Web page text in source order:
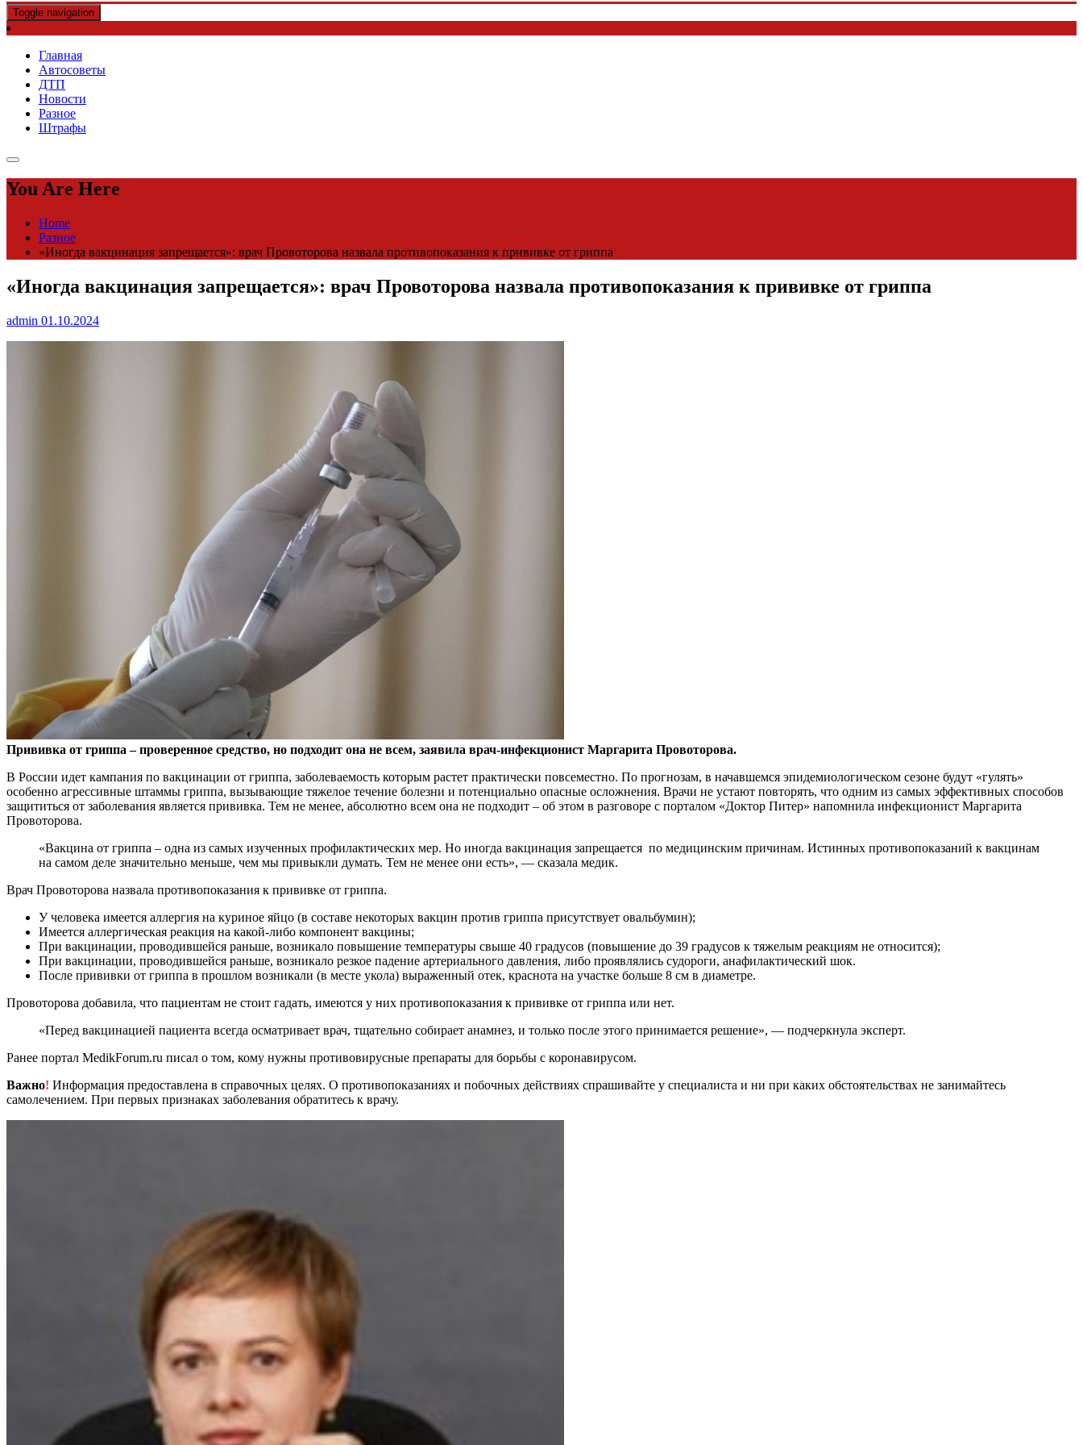
Toggle navigation
Главная
Автосоветы
ДТП
Новости
Разное
Штрафы
You Are Here
Home
Разное
«Иногда вакцинация запрещается»: врач Провоторова назвала противопоказания к прививке от гриппа
«Иногда вакцинация запрещается»: врач Провоторова назвала противопоказания к прививке от гриппа
admin 01.10.2024
Прививка от гриппа – проверенное средство, но подходит она не всем, заявила врач-инфекционист Маргарита Провоторова.
В России идет кампания по вакцинации от гриппа, заболеваемость которым растет практически повсеместно. По прогнозам, в начавшемся эпидемиологическом сезоне будут «гулять»
особенно агрессивные штаммы гриппа, вызывающие тяжелое течение болезни и потенциально опасные осложнения. Врачи не устают повторять, что одним из самых эффективных способов
защититься от заболевания является прививка. Тем не менее, абсолютно всем она не подходит – об этом в разговоре с порталом «Доктор Питер» напомнила инфекционист Маргарита
Провоторова.
«Вакцина от гриппа – одна из самых изученных профилактических мер. Но иногда вакцинация запрещается по медицинским причинам. Истинных противопоказаний к вакцинам
на самом деле значительно меньше, чем мы привыкли думать. Тем не менее они есть», — сказала медик.
Врач Провоторова назвала противопоказания к прививке от гриппа.
У человека имеется аллергия на куриное яйцо (в составе некоторых вакцин против гриппа присутствует овальбумин);
Имеется аллергическая реакция на какой-либо компонент вакцины;
При вакцинации, проводившейся раньше, возникало повышение температуры свыше 40 градусов (повышение до 39 градусов к тяжелым реакциям не относится);
При вакцинации, проводившейся раньше, возникало резкое падение артериального давления, либо проявлялись судороги, анафилактический шок.
После прививки от гриппа в прошлом возникали (в месте укола) выраженный отек, краснота на участке больше 8 см в диаметре.
Провоторова добавила, что пациентам не стоит гадать, имеются у них противопоказания к прививке от гриппа или нет.
«Перед вакцинацией пациента всегда осматривает врач, тщательно собирает анамнез, и только после этого принимается решение», — подчеркнула эксперт.
Ранее портал MedikForum.ru писал о том, кому нужны противовирусные препараты для борьбы с коронавирусом.
Важно! Информация предоставлена в справочных целях. О противопоказаниях и побочных действиях спрашивайте у специалиста и ни при каких обстоятельствах не занимайтесь
самолечением. При первых признаках заболевания обратитесь к врачу.